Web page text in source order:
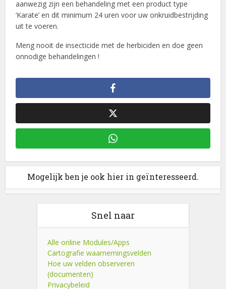
aanwezig zijn een behandeling met een product type
‘Karate’ en dit minimum 24 uren voor uw onkruidbestrijding
uit te voeren.
Meng nooit de insecticide met de herbiciden en doe geen
onnodige behandelingen !
Mogelijk ben je ook hier in geïnteresseerd.
Snel naar
Alle online Modules/Apps
Cartografie waarnemingsvelden
Hoe uw velden observeren
(documenten)
Privacybeleid